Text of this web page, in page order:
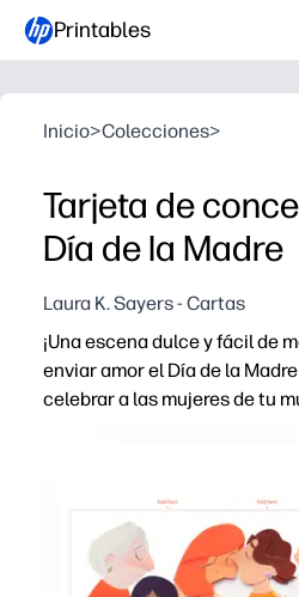
Printables
Inicio>Colecciones>
Tarjeta de
Día de la Madre
Laura K. Sayers - Cartas
¡Una escena dulce y fácil de
enviar amor el Día de la
celebrar a las mujeres de tu
Los pasos aptos para
Los paneles
El diseño en forma de